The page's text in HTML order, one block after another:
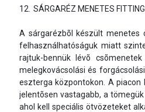
12.	SÁRGARÉZ MENETES FITTINGEK, CSAPHOSSZABBÍTÓK
A sárgarézbõl készült menetes
felhasználhatóságuk miatt
rajtuk-bennük lévõ
melegkovácsolási és
eszterga központokon. A
jelentõsen vastagabb, a
ahol kell speciális ötvözeteket